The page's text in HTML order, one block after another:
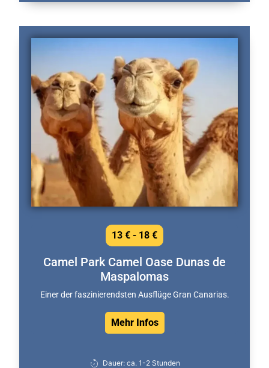
Camel Park Camel Oase Dunas de
Maspalomas
Einer der faszinierendsten Ausflüge Gran Canarias.
Mehr Infos
13 € - 18 €
Dauer: ca. 1-2 Stunden